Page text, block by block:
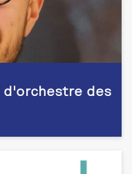
d'orchestre des